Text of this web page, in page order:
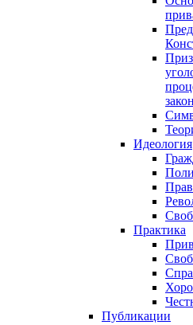
Идеология
Практика
Публикации